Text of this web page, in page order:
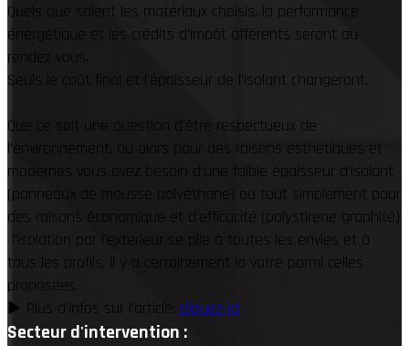
Quels que soient les matériaux choisis, la performance
énergétique et les crédits d'impôt afférents seront au
rendez vous.
Seuls le coût final et l'épaisseur de l'isolant changeront.
Que ce soit une question d'être respectueux de
l'environnement, ou alors pour des raisons esthetiques et
modernes vous avez besoin d'une faible épaisseur d'isolant
(panneaux de mousse polyéthane) ou tout simplement pour
des raisons économique et d'efficacité (polystirene graphité)
l'isolation par l'extérieur se plie à toutes les envies et à
tous les profils, il y a certainement la votre parmi celles
proposées.
▶︎ Plus d'infos sur l'article, cliquez-ici.
Secteur d'intervention :